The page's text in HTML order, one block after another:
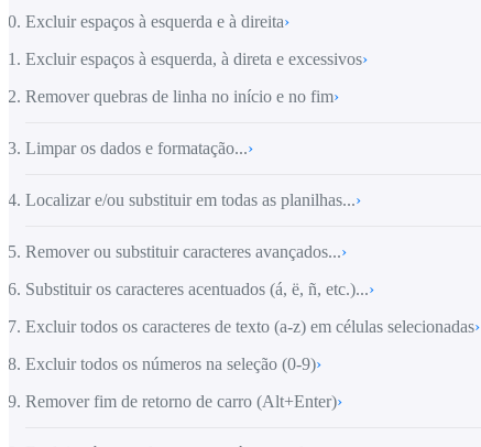
Excluir espaços à esquerda e à direita›
Excluir espaços à esquerda, à direta e excessivos›
Remover quebras de linha no início e no fim›
Limpar os dados e formatação...›
Localizar e/ou substituir em todas as planilhas...›
Remover ou substituir caracteres avançados...›
Substituir os caracteres acentuados (á, ë, ñ, etc.)...›
Excluir todos os caracteres de texto (a-z) em células selecionadas›
Excluir todos os números na seleção (0-9)›
Remover fim de retorno de carro (Alt+Enter)›